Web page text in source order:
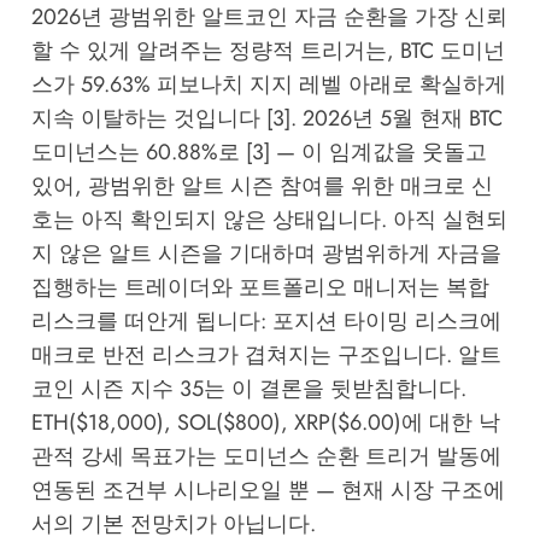
2026년 광범위한 알트코인 자금 순환을 가장 신뢰
할 수 있게 알려주는 정량적 트리거는, BTC 도미넌
스가 59.63% 피보나치 지지 레벨 아래로 확실하게
지속 이탈하는 것입니다 [3]. 2026년 5월 현재 BTC
도미넌스는 60.88%로 [3] — 이 임계값을 웃돌고
있어, 광범위한 알트 시즌 참여를 위한 매크로 신
호는 아직 확인되지 않은 상태입니다. 아직 실현되
지 않은 알트 시즌을 기대하며 광범위하게 자금을
집행하는 트레이더와 포트폴리오 매니저는 복합
리스크를 떠안게 됩니다: 포지션 타이밍 리스크에
매크로 반전 리스크가 겹쳐지는 구조입니다. 알트
코인 시즌 지수 35는 이 결론을 뒷받침합니다.
ETH($18,000), SOL($800), XRP($6.00)에 대한 낙
관적 강세 목표가는 도미넌스 순환 트리거 발동에
연동된 조건부 시나리오일 뿐 — 현재 시장 구조에
서의 기본 전망치가 아닙니다.